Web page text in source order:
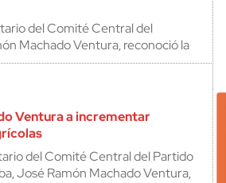
del Comité Central del
Machado Ventura, reconoció la
Ventura a incrementar
del Comité Central del Partido
José Ramón Machado Ventura,